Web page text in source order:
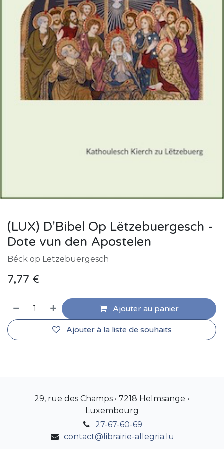
(LUX) D'Bibel Op Lëtzebuergesch -
Dote vun den Apostelen
Béck op Lëtzebuergesch
7,77 €
Ajouter au panier
Ajouter à la liste de souhaits
29, rue des Champs • 7218 Helmsange •
Luxembourg
27-67-60-69
contact@librairie-allegria.lu